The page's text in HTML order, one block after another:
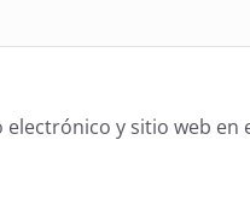
y sitio web en